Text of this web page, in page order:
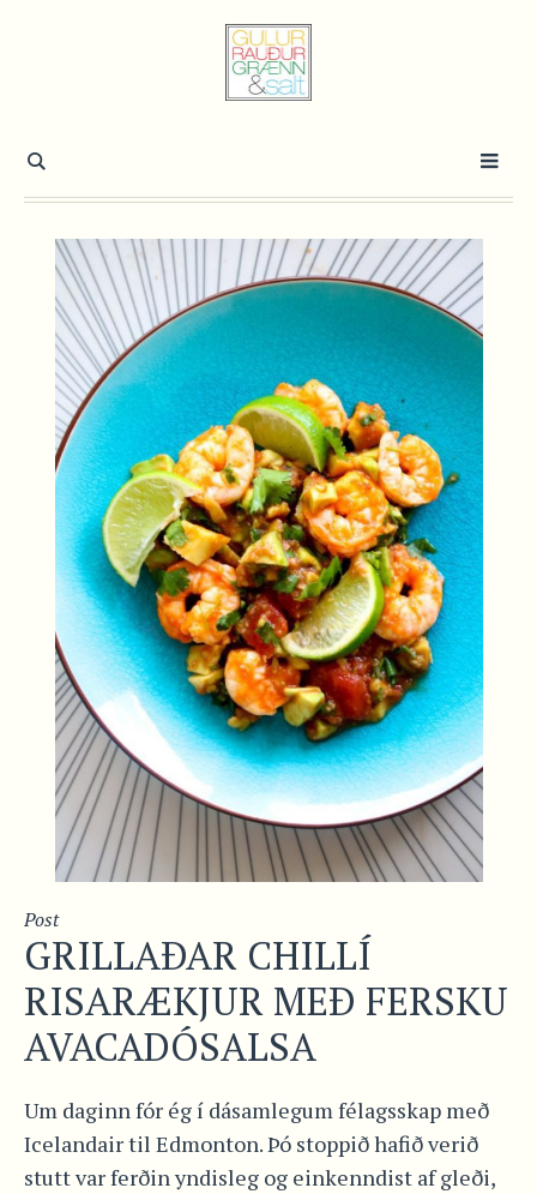
Post
GRILLAÐAR CHILLÍ
RISARÆKJUR MEÐ FERSKU
AVACADÓSALSA
Um daginn fór ég í dásamlegum félagsskap með
Icelandair til Edmonton. Þó stoppið hafið verið
stutt var ferðin yndisleg og einkenndist af gleði,